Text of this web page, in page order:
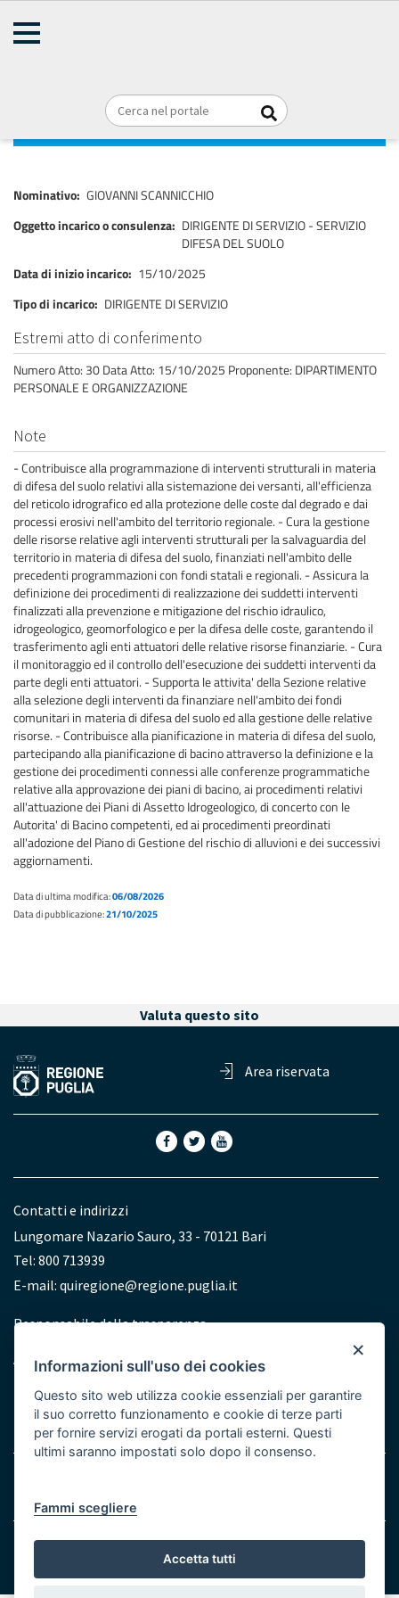
Home
GIOVANNI SCANNICCHIO
Nominativo GIOVANNI SCANNICCHIO
Oggetto incarico o consulenza DIRIGENTE DI SERVIZIO - SERVIZIO
DIFESA DEL SUOLO
Data di inizio incarico 15/10/2025
Tipo di incarico DIRIGENTE DI SERVIZIO
Estremi atto di conferimento
Numero Atto: 30 Data Atto: 15/10/2025 Proponente: DIPARTIMENTO
PERSONALE E ORGANIZZAZIONE
Note
- Contribuisce alla programmazione di interventi strutturali in materia
di difesa del suolo relativi alla sistemazione dei versanti, all'efficienza
del reticolo idrografico ed alla protezione delle coste dal degrado e dai
processi erosivi nell'ambito del territorio regionale. - Cura la gestione
delle risorse relative agli interventi strutturali per la salvaguardia del
territorio in materia di difesa del suolo, finanziati nell'ambito delle
precedenti programmazioni con fondi statali e regionali. - Assicura la
definizione dei procedimenti di realizzazione dei suddetti interventi
finalizzati alla prevenzione e mitigazione del rischio idraulico,
idrogeologico, geomorfologico e per la difesa delle coste, garantendo il
trasferimento agli enti attuatori delle relative risorse finanziarie. - Cura
il monitoraggio ed il controllo dell'esecuzione dei suddetti interventi da
parte degli enti attuatori. - Supporta le attivita' della Sezione relative
alla selezione degli interventi da finanziare nell'ambito dei fondi
comunitari in materia di difesa del suolo ed alla gestione delle relative
risorse. - Contribuisce alla pianificazione in materia di difesa del suolo,
partecipando alla pianificazione di bacino attraverso la definizione e la
gestione dei procedimenti connessi alle conferenze programmatiche
relative alla approvazione dei piani di bacino, ai procedimenti relativi
all'attuazione dei Piani di Assetto Idrogeologico, di concerto con le
Autorita' di Bacino competenti, ed ai procedimenti preordinati
all'adozione del Piano di Gestione del rischio di alluvioni e dei successivi
aggiornamenti.
Data di ultima modifica:06/08/2026
Data di pubblicazione:21/10/2025
Valuta questo sito
Area riservata
Contatti e indirizzi
Lungomare Nazario Sauro, 33 - 70121 Bari
Tel: 800 713939
E-mail: quiregione@regione.puglia.it
Redazione
Responsabile della trasparenza
Accessibilità
Menu
© Regione Puglia
×
Informazioni sull'uso dei cookies
Questo sito web utilizza cookie essenziali per garantire
il suo corretto funzionamento e cookie di terze parti
per fornire servizi erogati da portali esterni. Questi
ultimi saranno impostati solo dopo il consenso.
Fammi scegliere
Accetta tutti